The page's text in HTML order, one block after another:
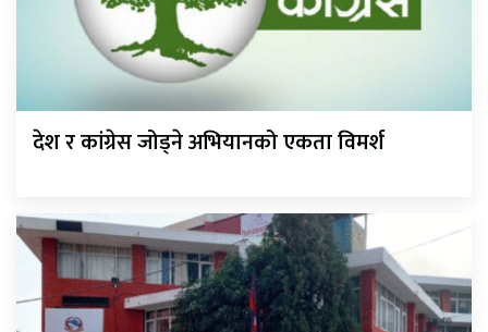
देश र कांग्रेस जोड्ने अभियानको एकता विमर्श